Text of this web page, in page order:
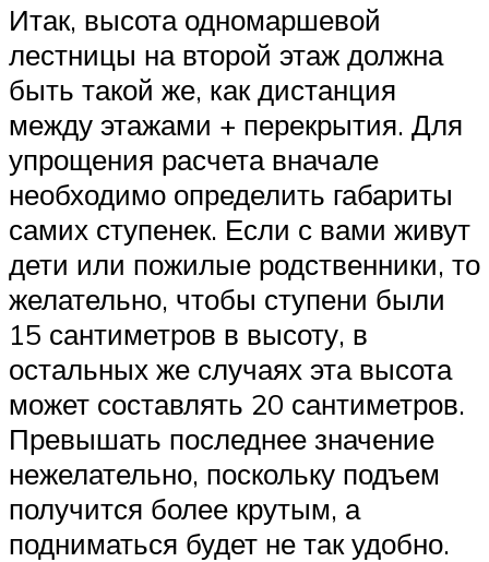
Итак, высота одномаршевой
лестницы на второй этаж должна
быть такой же, как дистанция
между этажами + перекрытия. Для
упрощения расчета вначале
необходимо определить габариты
самих ступенек. Если с вами живут
дети или пожилые родственники, то
желательно, чтобы ступени были
15 сантиметров в высоту, в
остальных же случаях эта высота
может составлять 20 сантиметров.
Превышать последнее значение
нежелательно, поскольку подъем
получится более крутым, а
подниматься будет не так удобно.